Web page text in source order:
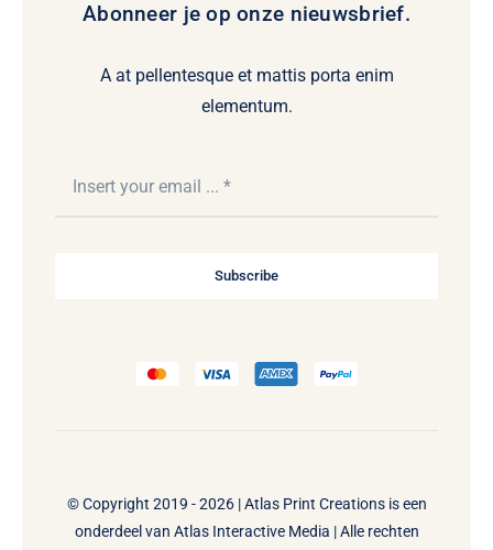
Abonneer je op onze nieuwsbrief.
A at pellentesque et mattis porta enim
elementum.
Subscribe
© Copyright 2019 - 2026 | Atlas Print Creations is een
onderdeel van Atlas Interactive Media | Alle rechten